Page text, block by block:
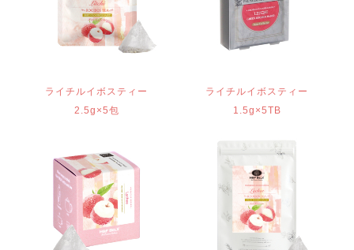
ライチルイボスティー
2.5g×5包
ライチルイボスティー
1.5g×5TB